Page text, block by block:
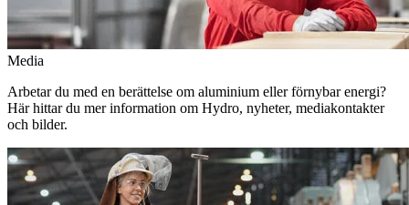
Media
Arbetar du med en berättelse om aluminium eller förnybar energi?
Här hittar du mer information om Hydro, nyheter, mediakontakter
och bilder.